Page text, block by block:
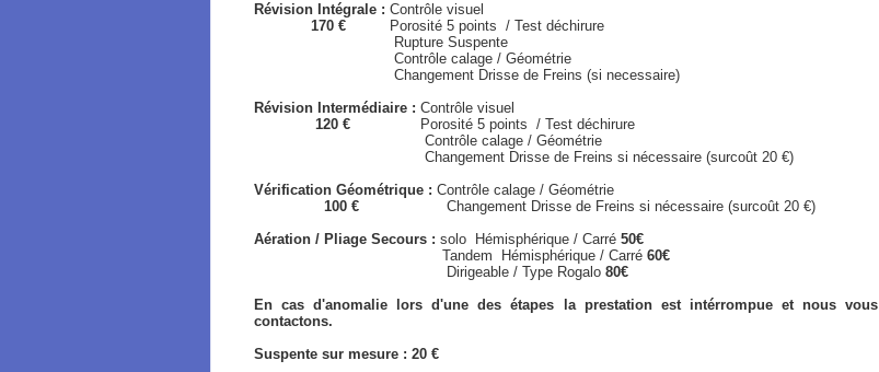
Révision Intégrale : Contrôle visuel
170 € Porosité 5 points / Test déchirure
Rupture Suspente
Contrôle calage / Géométrie
Changement Drisse de Freins (si necessaire)
Révision Intermédiaire : Contrôle visuel
120 € Porosité 5 points / Test déchirure
Contrôle calage / Géométrie
Changement Drisse de Freins si nécessaire (surcoût 20 €)
Vérification Géométrique : Contrôle calage / Géométrie
100 € Changement Drisse de Freins si nécessaire (surcoût 20 €)
Aération / Pliage Secours : solo Hémisphérique / Carré 50€
Tandem Hémisphérique / Carré 60€
Dirigeable / Type Rogalo 80€
En cas d'anomalie lors d'une des étapes la prestation est intérrompue et nous vous
contactons.
Suspente sur mesure : 20 €